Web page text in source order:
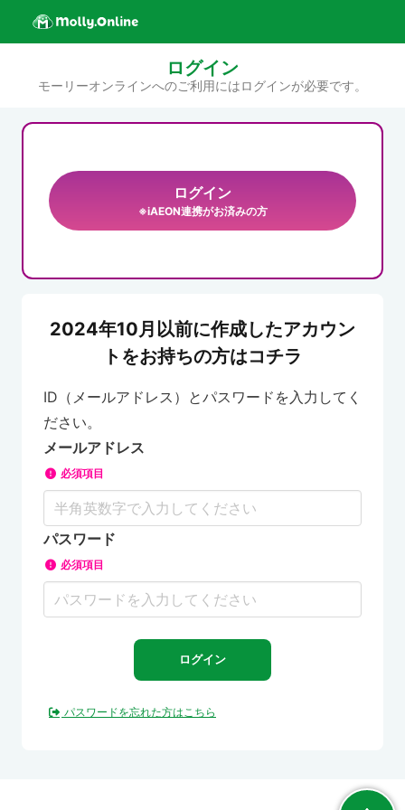
ログイン
モーリーオンラインへのご利用にはログインが必要です。
ログイン
※iAEON連携がお済みの方
2024年10月以前に作成したアカウン
トをお持ちの方はコチラ
ID（メールアドレス）とパスワードを入力してく
ださい。
メールアドレス
必須項目
パスワード
必須項目
パスワードを忘れた方はこちら